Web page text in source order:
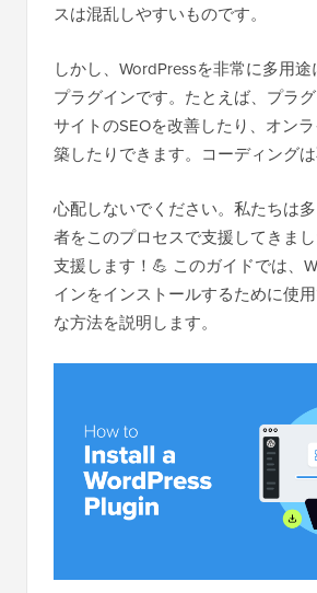
スは混乱しやすいものです。
しかし、WordPressを非常に多用
プラグインです。たとえば、プラ
サイトのSEOを改善したり、オン
築したりできます。コーディングは
心配しないでください。私たちは
者をこのプロセスで支援してきま
支援します！💪 このガイドでは、
インをインストールするために使
な方法を説明します。